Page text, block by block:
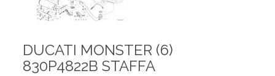
DUCATI MONSTER (6)
830P4822B STAFFA